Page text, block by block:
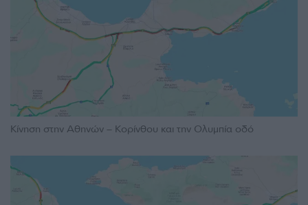
Κίνηση στην Αθηνών – Κορίνθου και την Ολυμπία οδό